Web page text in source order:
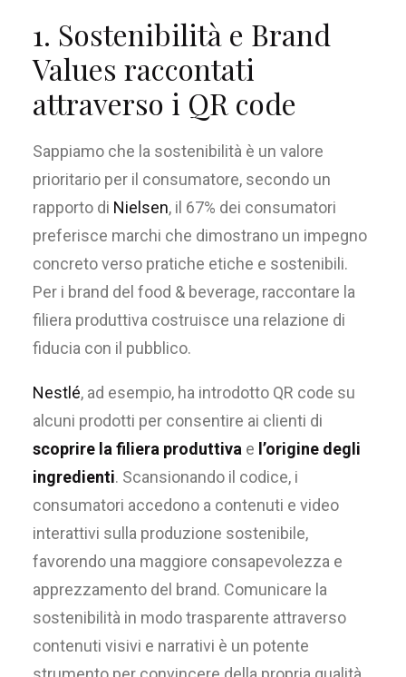
1. Sostenibilità e Brand
Values raccontati
attraverso i QR code
Sappiamo che la sostenibilità è un valore
prioritario per il consumatore, secondo un
rapporto di Nielsen, il 67% dei consumatori
preferisce marchi che dimostrano un impegno
concreto verso pratiche etiche e sostenibili.
Per i brand del food & beverage, raccontare la
filiera produttiva costruisce una relazione di
fiducia con il pubblico.
Nestlé, ad esempio, ha introdotto QR code su
alcuni prodotti per consentire ai clienti di
scoprire la filiera produttiva e l’origine degli
ingredienti. Scansionando il codice, i
consumatori accedono a contenuti e video
interattivi sulla produzione sostenibile,
favorendo una maggiore consapevolezza e
apprezzamento del brand. Comunicare la
sostenibilità in modo trasparente attraverso
contenuti visivi e narrativi è un potente